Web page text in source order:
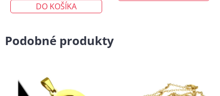
DO KOŠÍKA
Podobné produkty